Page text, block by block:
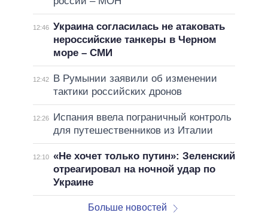
12:46 Украина согласилась не атаковать
нероссийские танкеры в Черном
море – СМИ
12:42
В Румынии заявили об изменении
тактики российских дронов
12:26
Испания ввела пограничный контроль
для путешественников из Италии
12:10 «Не хочет только путин»: Зеленский
отреагировал на ночной удар по
Украине
Больше новостей